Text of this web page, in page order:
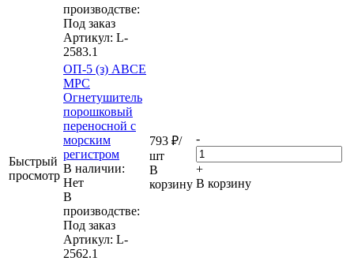
производстве:
Под заказ
Артикул: L-
2583.1
Быстрый
просмотр
ОП-5 (з) АВСЕ
МРС
Огнетушитель
порошковый
переносной с
морским
регистром
В наличии:
Нет
В
производстве:
Под заказ
Артикул: L-
2562.1
793 ₽/
шт
В
корзину
-
+
В корзину